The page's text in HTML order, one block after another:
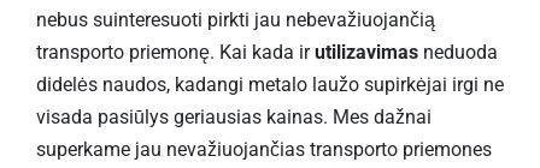
nebus suinteresuoti pirkti jau nebevažiuojančią
transporto priemonę. Kai kada irutilizavimas neduoda
didelės naudos, kadangi metalo laužo supirkėjai irgi ne
visada pasiūlys geriausias kainas. Mes dažnai
superkame jau nevažiuojančias transporto priemones